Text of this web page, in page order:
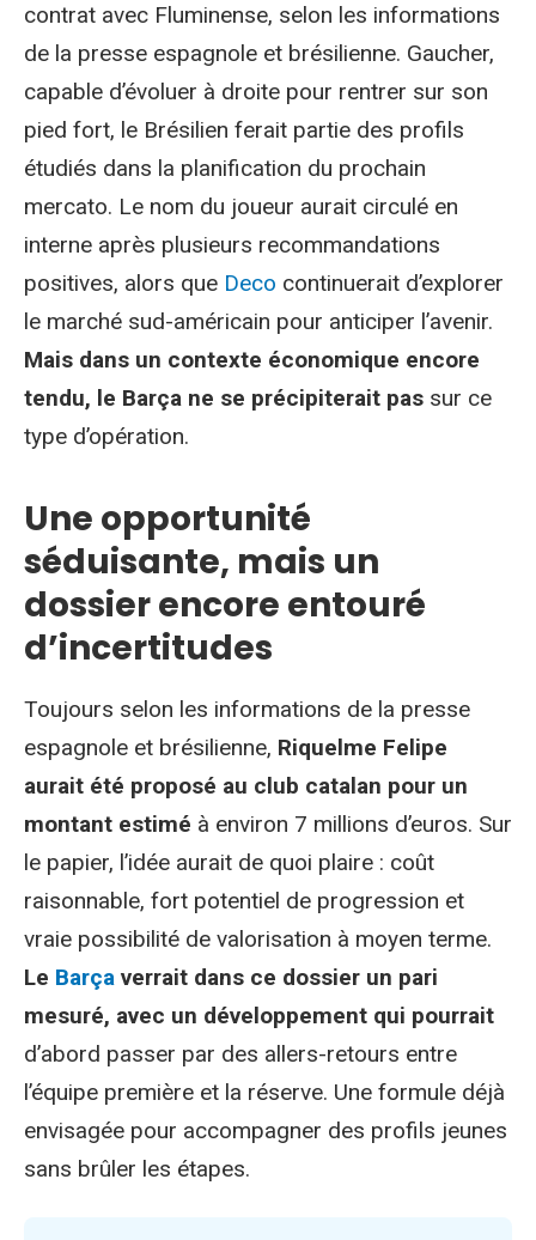
contrat avec Fluminense, selon les informations
de la presse espagnole et brésilienne. Gaucher,
capable d’évoluer à droite pour rentrer sur son
pied fort, le Brésilien ferait partie des profils
étudiés dans la planification du prochain
mercato. Le nom du joueur aurait circulé en
interne après plusieurs recommandations
positives, alors que Deco continuerait d’explorer
le marché sud-américain pour anticiper l’avenir.
Mais dans un contexte économique encore
tendu, le Barça ne se précipiterait pas sur ce
type d’opération.
Une opportunité
séduisante, mais un
dossier encore entouré
d’incertitudes
Toujours selon les informations de la presse
espagnole et brésilienne, Riquelme Felipe
aurait été proposé au club catalan pour un
montant estimé à environ 7 millions d’euros. Sur
le papier, l’idée aurait de quoi plaire : coût
raisonnable, fort potentiel de progression et
vraie possibilité de valorisation à moyen terme.
Le Barça verrait dans ce dossier un pari
mesuré, avec un développement qui pourrait
d’abord passer par des allers-retours entre
l’équipe première et la réserve. Une formule déjà
envisagée pour accompagner des profils jeunes
sans brûler les étapes.